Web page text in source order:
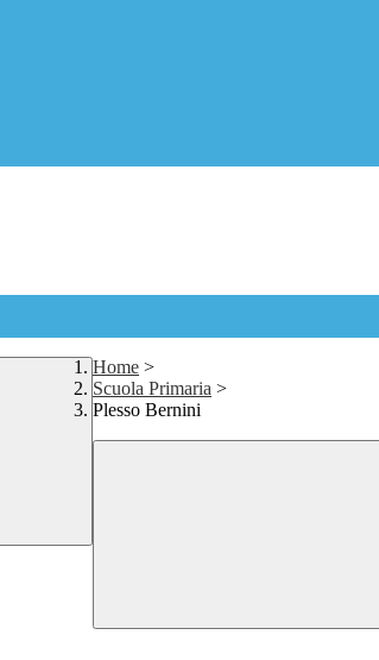
Home >
Scuola Primaria >
Plesso Bernini